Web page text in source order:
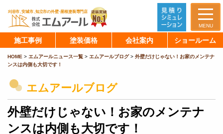
MENU
施工事例 塗装価格 会社案内 ショールーム
HOME > エムアールニュース一覧 > エムアールブログ> 外壁だけじゃない！お家のメンテナ
ンスは内側も大切です！
エムアールブログ
外壁だけじゃない！お家のメンテナ
ンスは内側も大切です！